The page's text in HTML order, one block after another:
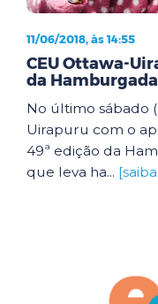
11/06/2018, às 14:55
CEU Ottawa-
da
No último sábado
Uirapuru com o
49ª edição da
que leva ha...